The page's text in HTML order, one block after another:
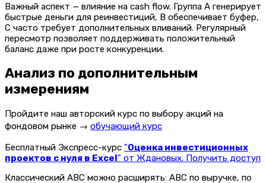
Важный аспект — влияние на cash flow. Группа A генерирует
быстрые деньги для реинвестиций, B обеспечивает буфер,
C часто требует дополнительных вливаний. Регулярный
пересмотр позволяет поддерживать положительный
баланс даже при росте конкуренции.
Анализ по дополнительным
измерениям
Пройдите наш авторский курс по выбору акций на
фондовом рынке → обучающий курс
Бесплатный Экспресс-курс "Оценка инвестиционных
проектов с нуля в Excel" от Ждановых. Получить доступ
Классический ABC можно расширять: ABC по выручке, по